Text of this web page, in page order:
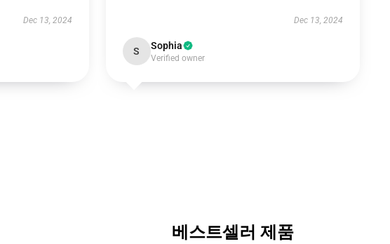
Dec 13, 2024 Dec 13, 2024
S Sophia
Verified owner
베스트셀러 제품